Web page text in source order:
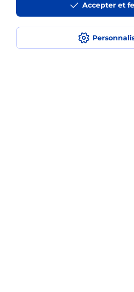
Accepter et
Est-ce que je peux payer
en plusieurs fois avec La